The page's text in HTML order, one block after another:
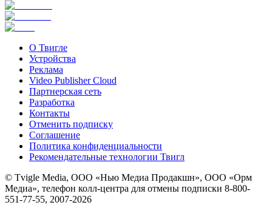
О Твигле
Устройства
Реклама
Video Publisher Cloud
Партнерская сеть
Разработка
Контакты
Отменить подписку
Соглашение
Политика конфиденциальности
Рекомендательные технологии Твигл
© Tvigle Media, ООО «Нью Медиа Продакшн», ООО «Орм
Медиа», телефон колл-центра для отмены подписки 8-800-
551-77-55, 2007-2026